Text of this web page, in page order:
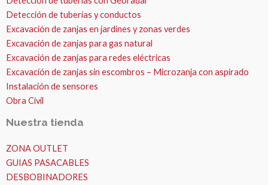
Detección de tuberías y conductos
Excavación de zanjas en jardines y zonas verdes
Excavación de zanjas para gas natural
Excavación de zanjas para redes eléctricas
Excavación de zanjas sin escombros – Microzanja con aspirado
Instalación de sensores
Obra Civil
Nuestra tienda
ZONA OUTLET
GUIAS PASACABLES
DESBOBINADORES